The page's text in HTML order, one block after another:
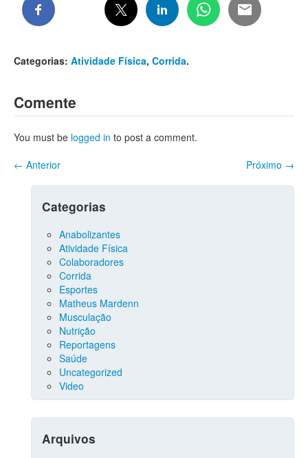
Categorias: Atividade Física, Corrida.
Comente
You must be logged in to post a comment.
Próximo →
← Anterior
Categorias
Anabolizantes
Atividade Física
Colaboradores
Corrida
Esportes
Matheus Mardenn
Musculação
Nutrição
Reportagens
Saúde
Uncategorized
Video
Arquivos